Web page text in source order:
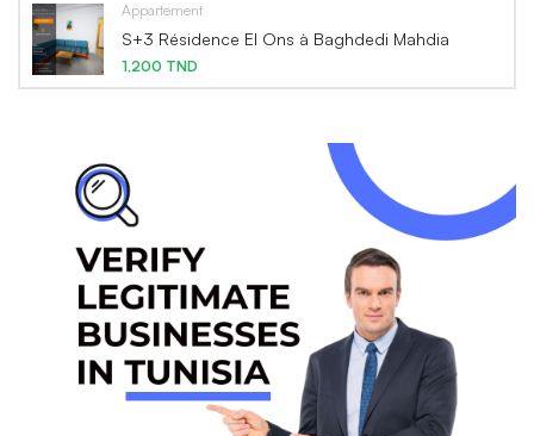
Appartement
S+3 Résidence El Ons à Baghdedi Mahdia
1,200 TND